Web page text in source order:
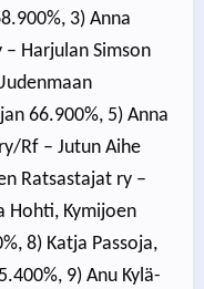
3) Anna
– Harjulan Simson
66.900%, 5) Anna
Rf – Jutun Aihe
Ratsastajat ry –
Hohti, Kymijoen
8) Katja Passoja,
9) Anu Kylä-